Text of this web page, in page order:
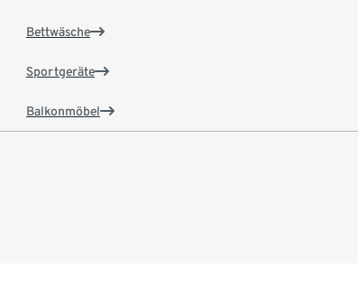
Bettwäsche
Sportgeräte
Balkonmöbel